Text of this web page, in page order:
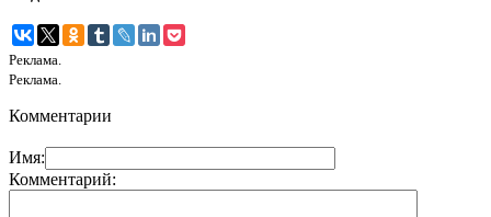
Реклама.
Реклама.
Комментарии
Имя:
Комментарий: